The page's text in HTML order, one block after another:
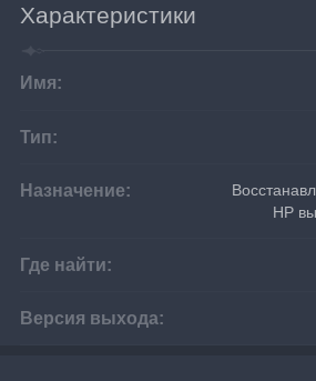
Характеристики
Имя:
Тип:
Назначение:
HP
Где найти:
Версия выхода: